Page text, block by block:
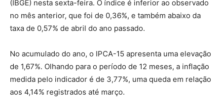
(IBGE) nesta sexta-feira. O índice é inferior ao observado
no mês anterior, que foi de 0,36%, e também abaixo da
taxa de 0,57% de abril do ano passado.
No acumulado do ano, o IPCA-15 apresenta uma elevação
de 1,67%. Olhando para o período de 12 meses, a inflação
medida pelo indicador é de 3,77%, uma queda em relação
aos 4,14% registrados até março.